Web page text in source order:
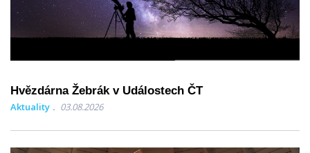
Hvězdárna Žebrák v Událostech ČT
Aktuality 03.08.2026